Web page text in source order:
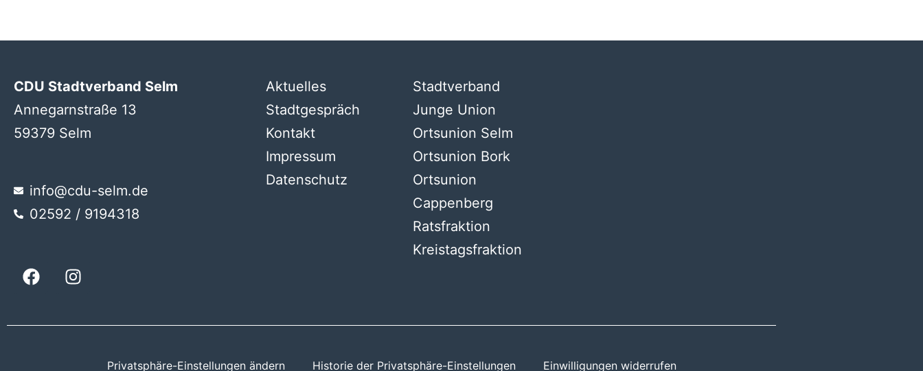
CDU Stadtverband Selm
Annegarnstraße 13
59379 Selm
info@cdu-selm.de
02592 / 9194318
Aktuelles
Stadtgespräch
Kontakt
Impressum
Datenschutz
Stadtverband
Junge Union
Ortsunion Selm
Ortsunion Bork
Ortsunion
Cappenberg
Ratsfraktion
Kreistagsfraktion
Privatsphäre-Einstellungen ändern Historie der Privatsphäre-Einstellungen Einwilligungen widerrufen